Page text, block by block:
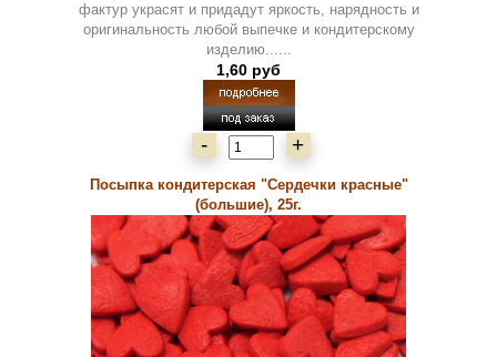
фактур украсят и придадут яркость, нарядность и
оригинальность любой выпечке и кондитерскому
изделию......
1,60 руб
- +
Посыпка кондитерская "Сердечки красные"
(большие), 25г.